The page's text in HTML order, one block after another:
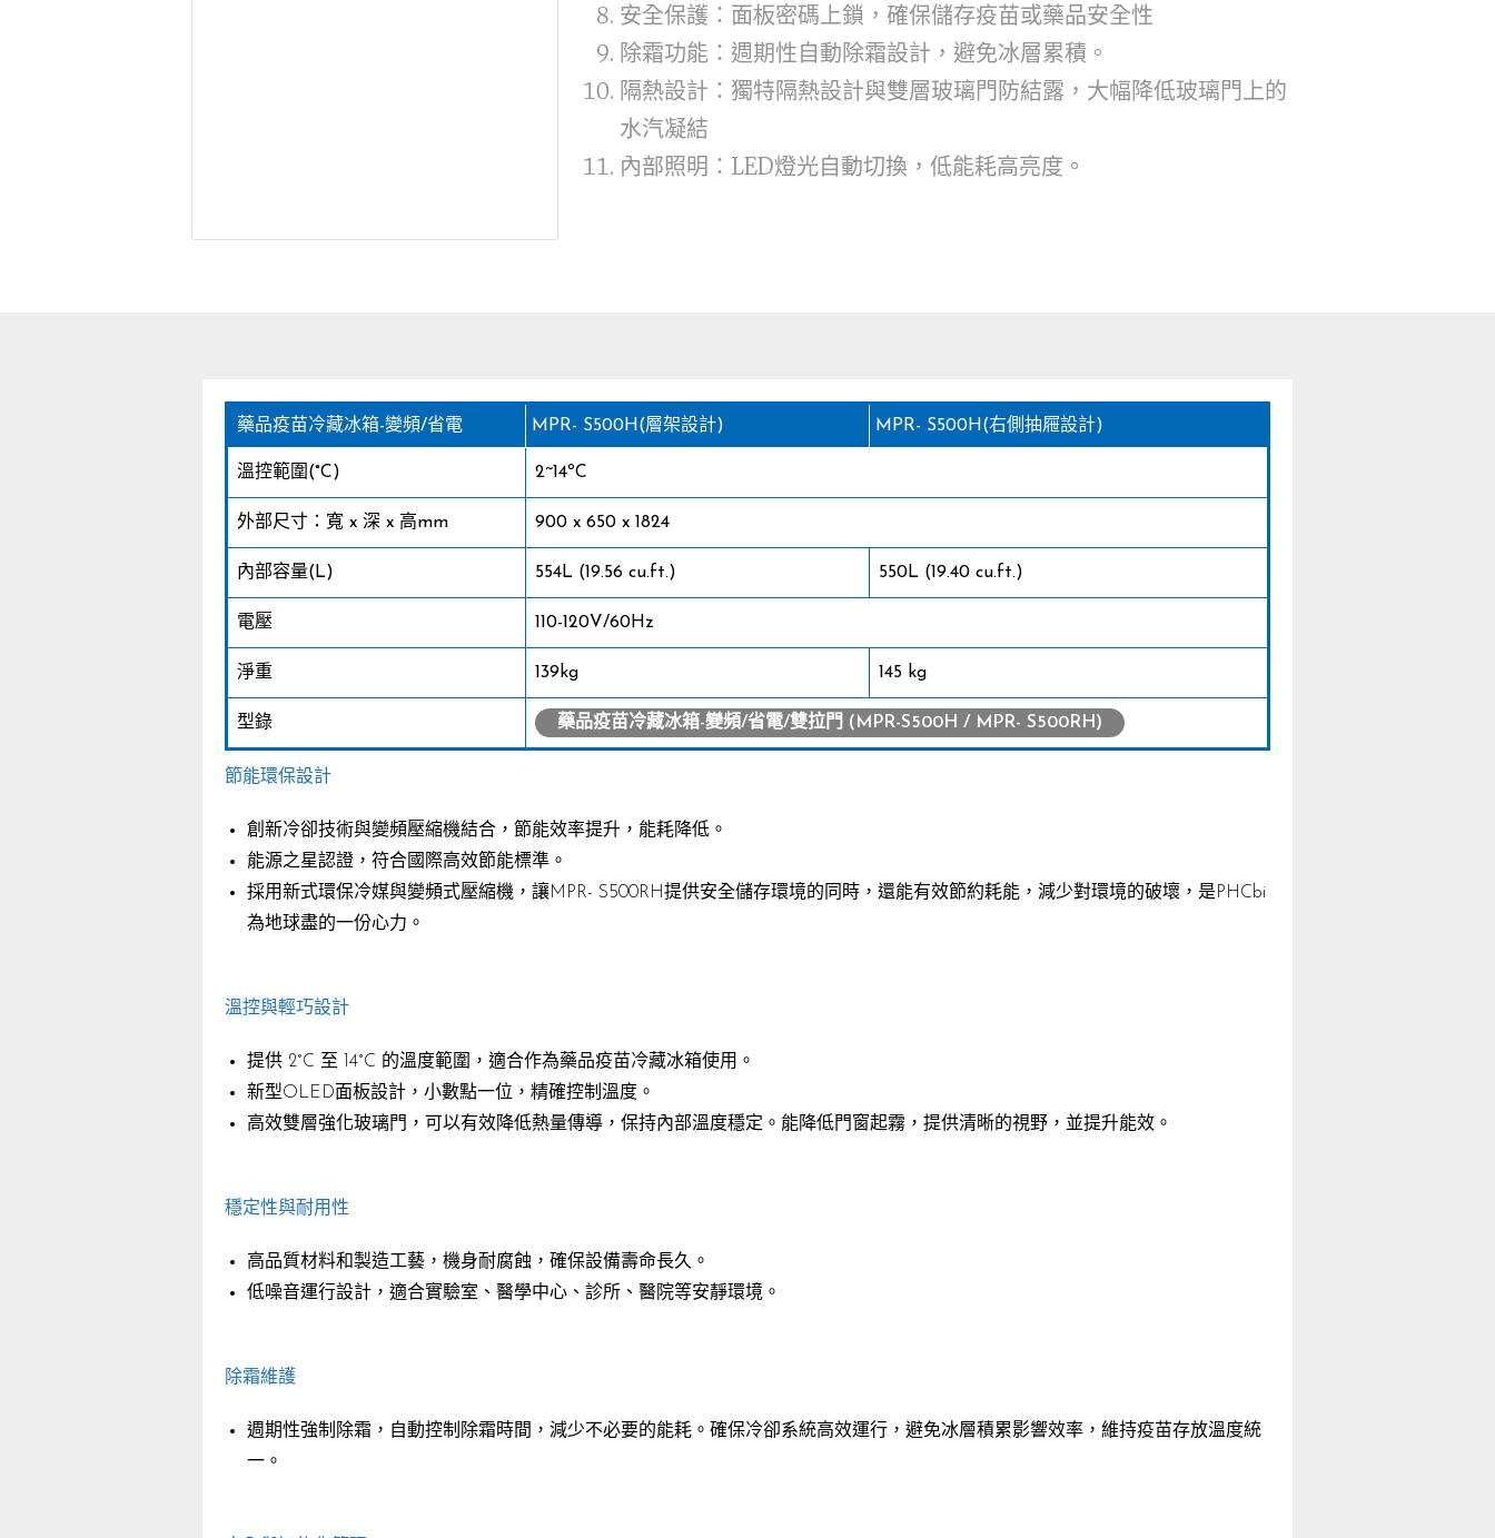
安全保護：面板密碼上鎖，確保儲存疫苗或藥品安全性
除霜功能：週期性自動除霜設計，避免冰層累積。
隔熱設計：獨特隔熱設計與雙層玻璃門防結露，大幅降低玻璃門上的
水汽凝結
內部照明：LED燈光自動切換，低能耗高亮度。
藥品疫苗冷藏冰箱-變頻/省電 MPR- S500H(層架設計) MPR- S500H(右側抽屜設計)
溫控範圍(°C) 2~14ºC
外部尺寸：寬 x 深 x 高mm 900 x 650 x 1824
內部容量(L) 554L (19.56 cu.ft.) 550L (19.40 cu.ft.)
電壓 110-120V/60Hz
淨重 139kg 145 kg
型錄 藥品疫苗冷藏冰箱-變頻/省電/雙拉門 (MPR-S500H / MPR- S500RH)
節能環保設計
創新冷卻技術與變頻壓縮機結合，節能效率提升，能耗降低。
能源之星認證，符合國際高效節能標準。
採用新式環保冷媒與變頻式壓縮機，讓MPR- S500RH提供安全儲存環境的同時，還能有效節約耗能，減少對環境的破壞，是PHCbi
為地球盡的一份心力。
溫控與輕巧設計
提供 2°C 至 14°C 的溫度範圍，適合作為藥品疫苗冷藏冰箱使用。
新型OLED面板設計，小數點一位，精確控制溫度。
高效雙層強化玻璃門，可以有效降低熱量傳導，保持內部溫度穩定。能降低門窗起霧，提供清晰的視野，並提升能效。
穩定性與耐用性
高品質材料和製造工藝，機身耐腐蝕，確保設備壽命長久。
低噪音運行設計，適合實驗室、醫學中心、診所、醫院等安靜環境。
除霜維護
週期性強制除霜，自動控制除霜時間，減少不必要的能耗。確保冷卻系統高效運行，避免冰層積累影響效率，維持疫苗存放溫度統
一。